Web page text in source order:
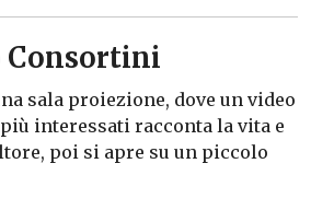
Consortini
sala proiezione, dove un video
interessati racconta la vita e
poi si apre su un piccolo